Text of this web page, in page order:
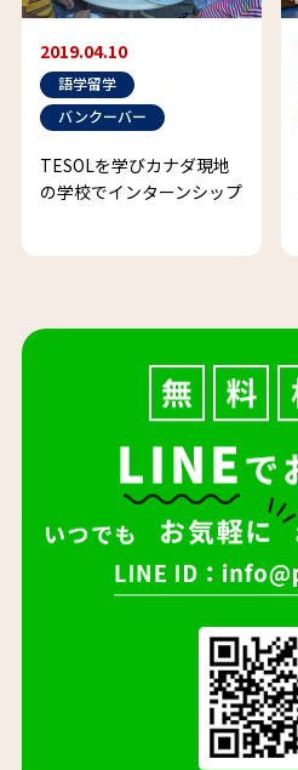
2019.04.10
語学留学
バンクーバー
TESOLを学びカナダ現地
の学校でインターンシップ